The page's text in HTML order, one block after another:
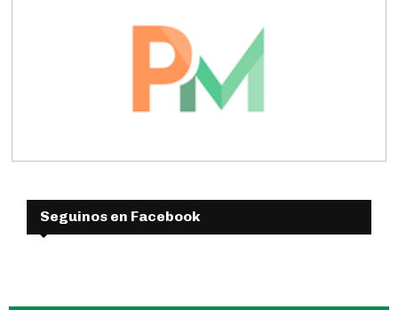
Seguinos en Facebook